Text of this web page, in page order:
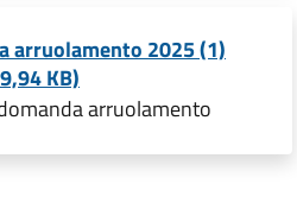
arruolamento 2025 (1)
KB)
arruolamento